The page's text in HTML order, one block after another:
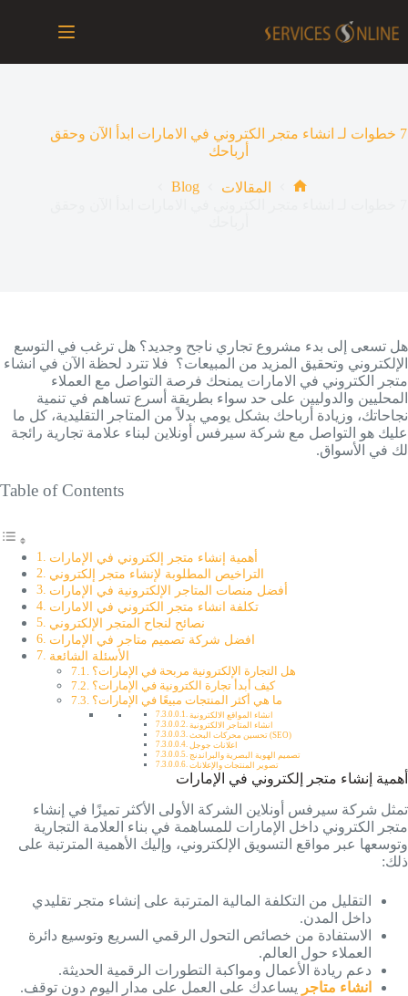
إلى
المحتوى
7 خطوات لـ انشاء متجر الكتروني في الامارات ابدأ الآن وحقق
أرباحك
المقالات
Blog
هل تسعى إلى بدء مشروع تجاري ناجح وجديد؟ هل ترغب في التوسع
الإلكتروني وتحقيق المزيد من المبيعات؟ فلا تترد لحظة الآن في انشاء
متجر الكتروني في الامارات يمنحك فرصة التواصل مع العملاء
المحليين والدوليين على حد سواء بطريقة أسرع تساهم في تنمية
نجاحاتك، وزيادة أرباحك بشكل يومي بدلاً من المتاجر التقليدية، كل ما
عليك هو التواصل مع شركة سيرفس أونلاين لبناء علامة تجارية رائجة
لك في الأسواق.
Table of Contents
أهمية إنشاء متجر إلكتروني في الإمارات
التراخيص المطلوبة لإنشاء متجر إلكتروني
أفضل منصات المتاجر الإلكترونية في الإمارات
تكلفة انشاء متجر الكتروني في الامارات
نصائح لنجاح المتجر الإلكتروني
افضل شركة تصميم متاجر في الإمارات
الأسئلة الشائعة
هل التجارة الإلكترونية مربحة في الإمارات؟
كيف أبدأ تجارة الكترونية في الإمارات؟
ما هي أكثر المنتجات مبيعًا في الإمارات؟
انشاء المواقع الالكترونية
انشاء المتاجر الالكترونية
تحسين محركات البحث (SEO)
اعلانات جوجل
تصميم الهوية البصرية والبراندنج
تصوير المنتجات والإعلانات
أهمية إنشاء متجر إلكتروني في الإمارات
تمثل شركة سيرفس أونلاين الشركة الأولى الأكثر تميزًا في إنشاء
متجر الكتروني داخل الإمارات للمساهمة في بناء العلامة التجارية
وتوسعها عبر مواقع التسويق الإلكتروني، وإليك الأهمية المترتبة على
ذلك:
التقليل من التكلفة المالية المترتبة على إنشاء متجر تقليدي
داخل المدن.
الاستفادة من خصائص التحول الرقمي السريع وتوسيع دائرة
العملاء حول العالم.
دعم ريادة الأعمال ومواكبة التطورات الرقمية الحديثة.
انشاء متاجر يساعدك على العمل على مدار اليوم دون توقف.